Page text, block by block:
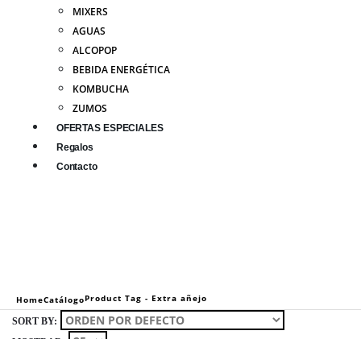
MIXERS
AGUAS
ALCOPOP
BEBIDA ENERGÉTICA
KOMBUCHA
ZUMOS
OFERTAS ESPECIALES
Regalos
Contacto
HomeCatálogoProduct Tag - Extra añejo
SORT BY: